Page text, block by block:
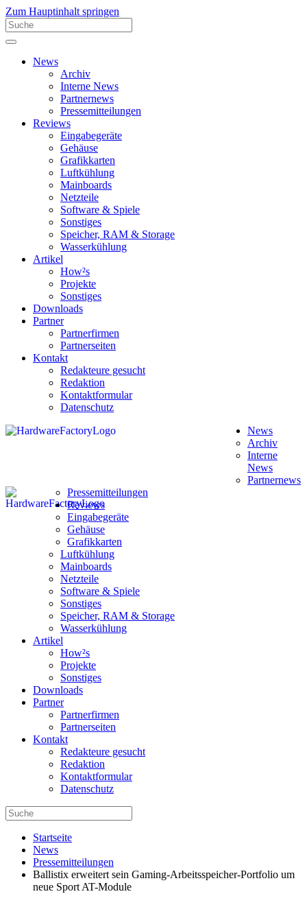
Zum Hauptinhalt springen
News
Archiv
Interne News
Partnernews
Pressemitteilungen
Reviews
Eingabegeräte
Gehäuse
Grafikkarten
Luftkühlung
Mainboards
Netzteile
Software & Spiele
Sonstiges
Speicher, RAM & Storage
Wasserkühlung
Artikel
How²s
Projekte
Sonstiges
Downloads
Partner
Partnerfirmen
Partnerseiten
Kontakt
Redakteure gesucht
Redaktion
Kontaktformular
Datenschutz
News
Archiv
Interne
News
Partnernews
Pressemitteilungen
Reviews
Eingabegeräte
Gehäuse
Grafikkarten
Luftkühlung
Mainboards
Netzteile
Software & Spiele
Sonstiges
Speicher, RAM & Storage
Wasserkühlung
Artikel
How²s
Projekte
Sonstiges
Downloads
Partner
Partnerfirmen
Partnerseiten
Kontakt
Redakteure gesucht
Redaktion
Kontaktformular
Datenschutz
Startseite
News
Pressemitteilungen
Ballistix erweitert sein Gaming-Arbeitsspeicher-Portfolio um
neue Sport AT-Module